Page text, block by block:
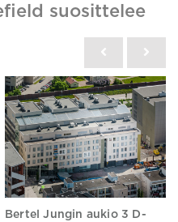
suosittelee
Bertel Jungin aukio 3 D-